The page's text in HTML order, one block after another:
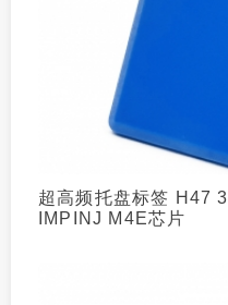
超高频托盘标签 H47
IMPINJ M4E芯片